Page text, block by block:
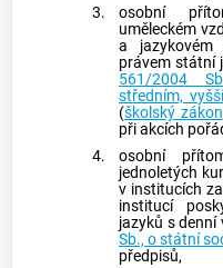
3.
osobní
uměleckém
a jazykovém
právem státní
561/2004
středním,
(školský zákon
při akcích
4.
osobní
jednoletých
v institucích
institucí
jazyků s denní
Sb., o státní
předpisů,